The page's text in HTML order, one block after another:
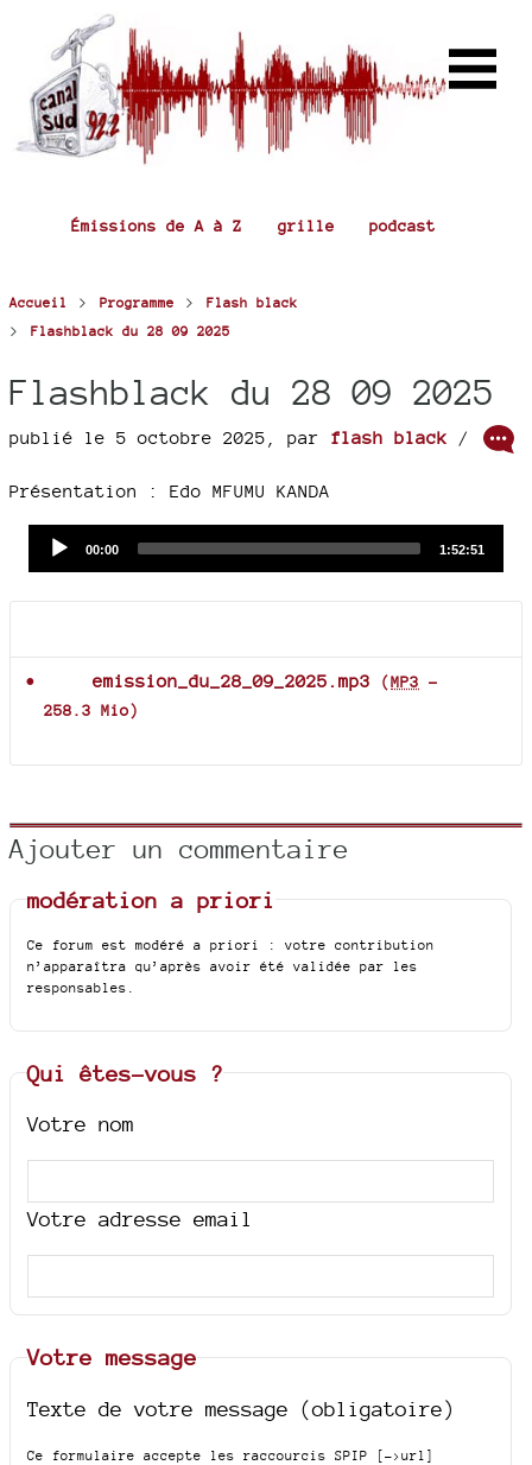
Émissions de A à Z grille podcast
Accueil > Programme > Flash black
> Flashblack du 28 09 2025
Flashblack du 28 09 2025
publié le 5 octobre 2025 par flash black /
Présentation : Edo MFUMU KANDA
Current
00:00
Total
1:52:51
emission_du_28_09_2025.mp3 (MP3 -
258.3 Mio)
Ajouter un commentaire
modération a priori
Ce forum est modéré a priori : votre contribution
n’apparaîtra qu’après avoir été validée par les
responsables.
Qui êtes-vous ?
Votre nom
Votre adresse email
Votre message
Texte de votre message (obligatoire)
Ce formulaire accepte les raccourcis SPIP
[->url]